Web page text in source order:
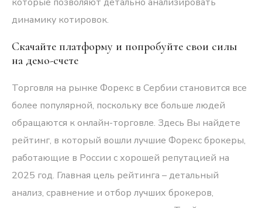
динамику котировок.
Скачайте платформу и попробуйте свои силы
на демо-счете
Торговля на рынке Форекс в Сербии становится все
более популярной, поскольку все больше людей
обращаются к онлайн-торговле. Здесь Вы найдете
рейтинг, в который вошли лучшие Форекс брокеры,
работающие в России с хорошей репутацией на
2025 год. Главная цель рейтинга – детальный
анализ, сравнение и отбор лучших брокеров,